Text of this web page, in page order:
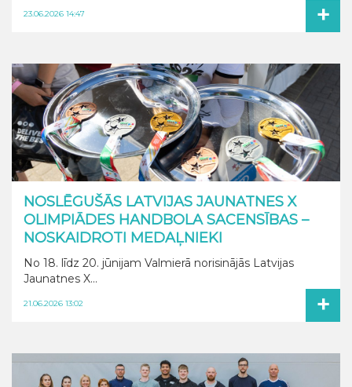
23.06.2026 14:47 +
NOSLĒGUŠĀS LATVIJAS JAUNATNES X
OLIMPIĀDES HANDBOLA SACENSĪBAS –
NOSKAIDROTI MEDAĻNIEKI
No 18. līdz 20. jūnijam Valmierā norisinājās Latvijas
Jaunatnes X...
21.06.2026 13:02 +